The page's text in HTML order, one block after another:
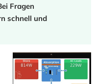
Fragen
schnell und